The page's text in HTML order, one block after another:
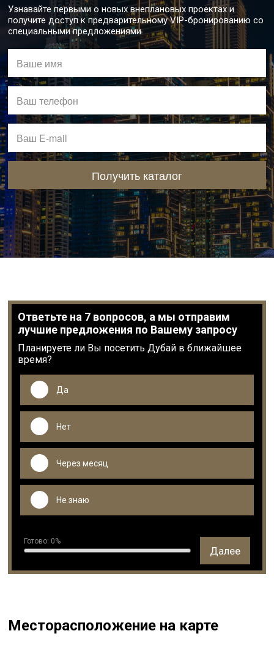
Узнавайте первыми о новых внеплановых проектах и
получите доступ к предварительному VIP-бронированию со
специальными предложениями
Получить каталог
Ответьте на 7 вопросов, а мы отправим
лучшие предложения по Вашему запросу
Планируете ли Вы посетить Дубай в ближайшее
время?
Да
Нет
Через месяц
Не знаю
Готово: 0%
Далее
Месторасположение на карте